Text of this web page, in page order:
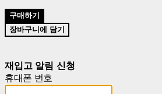
구매하기
장바구니에 담기
재입고 알림 신청
휴대폰 번호